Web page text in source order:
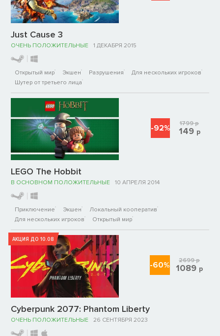
Just Cause 3
ОЧЕНЬ ПОЛОЖИТЕЛЬНЫЕ 1 ДЕКАБРЯ 2015
Открытый мир Экшен Разрушения
Для нескольких игроков
Шутер от третьего лица
LEGO The Hobbit
В ОСНОВНОМ ПОЛОЖИТЕЛЬНЫЕ 10 АПРЕЛЯ 2014
Приключение Экшен
Локальный кооператив
Для нескольких игроков
Открытый мир
-92% 1799р
149 р
АКЦИЯ ДО 10.08
Cyberpunk 2077: Phantom Liberty
ОЧЕНЬ ПОЛОЖИТЕЛЬНЫЕ 26 СЕНТЯБРЯ 2023
-60% 2699р
1089 р